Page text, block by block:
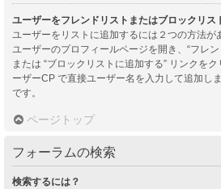
ユーザーをフレンドリストまたはブロックリス
ユーザーをリストに追加するには２つの方法
ユーザーのプロフィールページを開き、“フレ
または “ブロックリストに追加する” リンクを
ーザーCP で直接ユーザー名を入力して追加し
です。
ページトップ
フォーラムの検索
検索するには？